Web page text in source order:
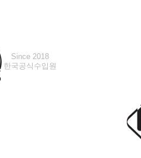
Since 2018
한국공식수입원
Since 2020
한국공식수입원